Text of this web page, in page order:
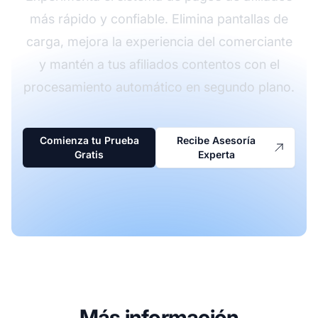
más rápido y confiable. Elimina pantallas de
carga, mejora la experiencia del comerciante
y mantén a tus afiliados contentos con el
procesamiento automático en segundo plano.
Comienza tu Prueba
Gratis
Recibe Asesoría
Experta